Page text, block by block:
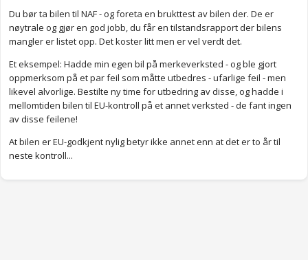
Du bør ta bilen til NAF - og foreta en brukttest av bilen der. De er
nøytrale og gjør en god jobb, du får en tilstandsrapport der bilens
mangler er listet opp. Det koster litt men er vel verdt det.
Et eksempel: Hadde min egen bil på merkeverksted - og ble gjort
oppmerksom på et par feil som måtte utbedres - ufarlige feil - men
likevel alvorlige. Bestilte ny time for utbedring av disse, og hadde i
mellomtiden bilen til EU-kontroll på et annet verksted - de fant ingen
av disse feilene!
At bilen er EU-godkjent nylig betyr ikke annet enn at det er to år til
neste kontroll...